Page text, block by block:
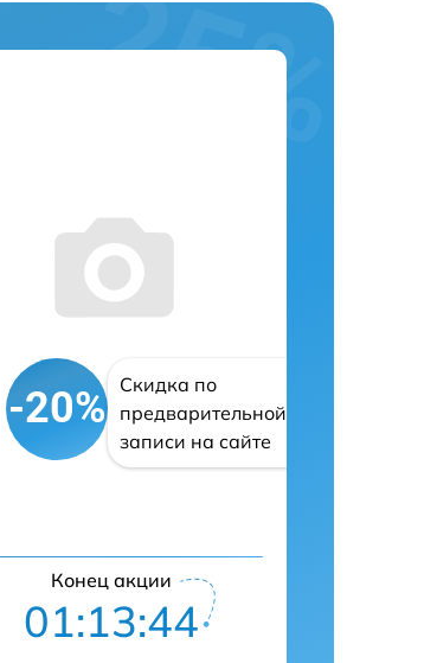
-20%
Скидка по
предварительной
записи на сайте
Конец акции
01:13:43